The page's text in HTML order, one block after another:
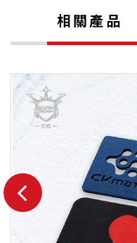
相關產品